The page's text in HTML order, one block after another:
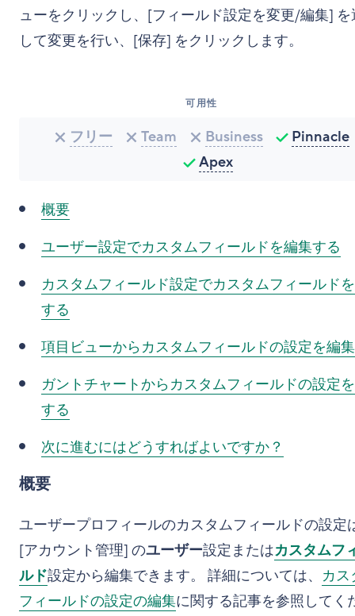
ューをクリックし、[フィールド設定を変更/編集] を
して変更を行い、[保存] をクリックします。
可用性
フリー Team Business
Pinnacle
Apex
概要
ユーザー設定でカスタムフィールドを編集する
カスタムフィールド設定でカスタムフィールド
する
項目ビューからカスタムフィールドの設定を編
ガントチャートからカスタムフィールドの設定
する
次に進むにはどうすればよいですか？
概要
ユーザープロフィールのカスタムフィールドの設定
[アカウント管理] のユーザー設定またはカスタムフ
ルド設定から編集できます。 詳細については、 カス
フィールドの設定の編集に関する記事を参照してく